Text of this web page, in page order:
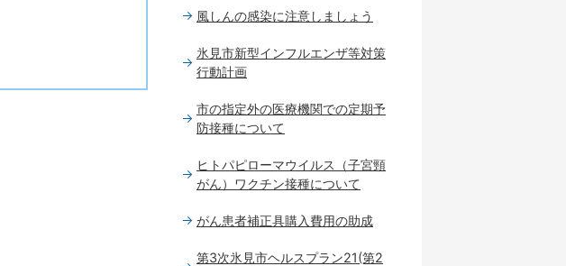
風しんの感染に注意しましょう
氷見市新型インフルエンザ等対策
行動計画
市の指定外の医療機関での定期予
防接種について
ヒトパピローマウイルス（子宮頸
がん）ワクチン接種について
がん患者補正具購入費用の助成
第3次氷見市ヘルスプラン21(第2